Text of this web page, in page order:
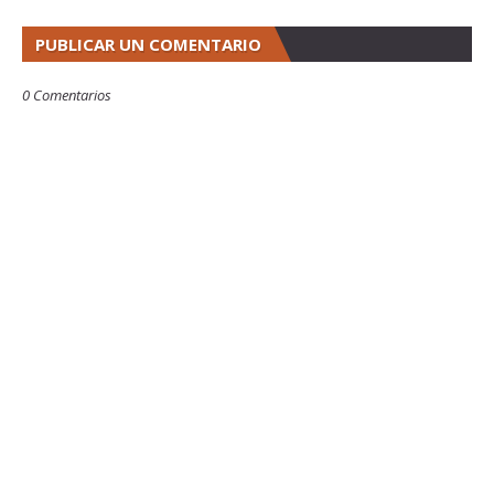
PUBLICAR UN COMENTARIO
0 Comentarios